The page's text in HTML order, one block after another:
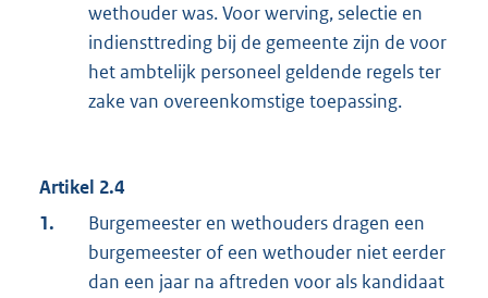
wethouder was. Voor werving, selectie en
indiensttreding bij de gemeente zijn de voor
het ambtelijk personeel geldende regels ter
zake van overeenkomstige toepassing.
Artikel 2.4
1.
Burgemeester en wethouders dragen een
burgemeester of een wethouder niet eerder
dan een jaar na aftreden voor als kandidaat